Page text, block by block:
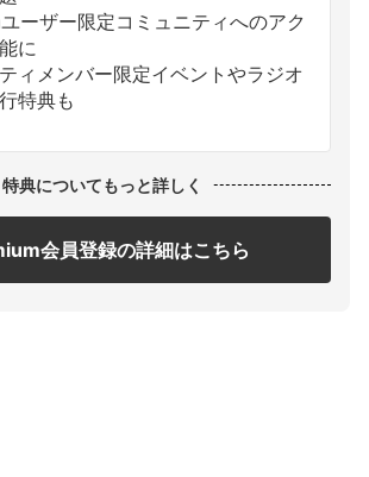
ーザー限定コミュニティへのアク
に
ィメンバー限定イベントやラジオ
特典も
特典についてもっと詳しく
会員登録の詳細はこちら